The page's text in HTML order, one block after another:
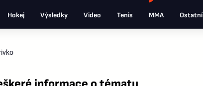
Hokej Výsledky Video Tenis MMA Ostatní